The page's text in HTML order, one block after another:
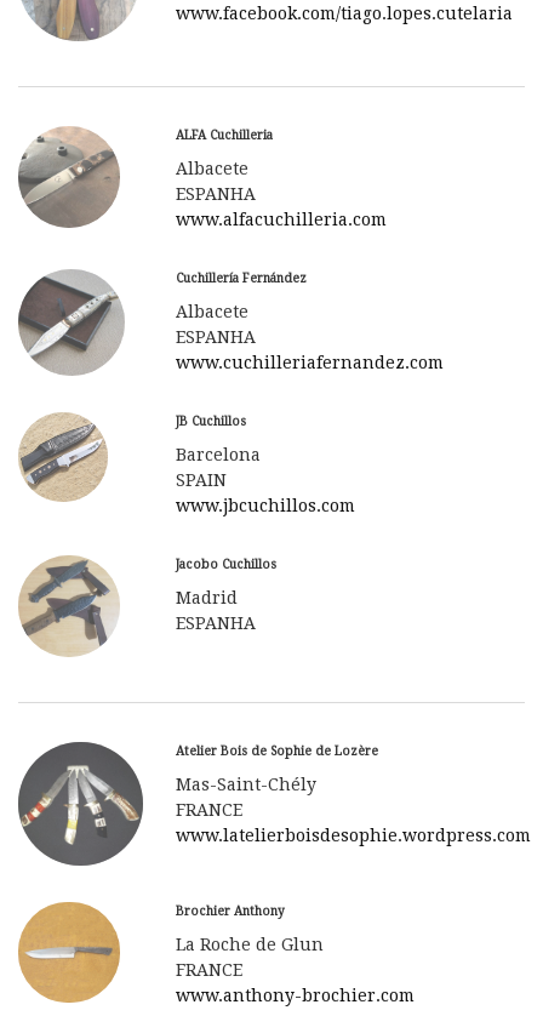
www.facebook.com/tiago.lopes.cutelaria
ALFA Cuchilleria
Albacete
ESPANHA
www.alfacuchilleria.com
Jacobo Cuchillos
Madrid
ESPANHA
Cuchillería Fernández
Albacete
ESPANHA
www.cuchilleriafernandez.com
JB Cuchillos
Barcelona
SPAIN
www.jbcuchillos.com
Atelier Bois de Sophie de Lozère
Mas-Saint-Chély
FRANCE
www.latelierboisdesophie.wordpress.com
Brochier Anthony
La Roche de Glun
FRANCE
www.anthony-brochier.com